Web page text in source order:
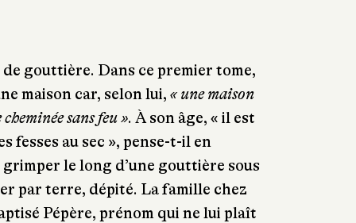
gouttière. Dans ce premier tome,
maison car, selon lui, « une maison
cheminée sans feu ». À son âge, « il est
fesses au sec », pense-t-il en
le long d’une gouttière sous
par terre, dépité. La famille chez
Pépère, prénom qui ne lui plaît